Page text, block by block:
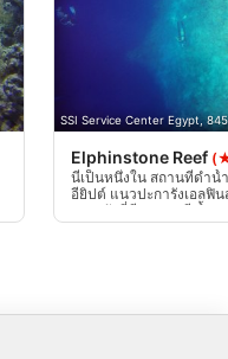
SSI Service Center Egypt,
Elphinstone Reef
นี่เป็นหนึ่งใน สถานที่ดำน้
อียิปต์ แนวปะการังเอลฟิ
ปะการังที่มีสุขภาพดี น้ำท
และสิ่งมีชีวิตทางทะเลที่
content
or